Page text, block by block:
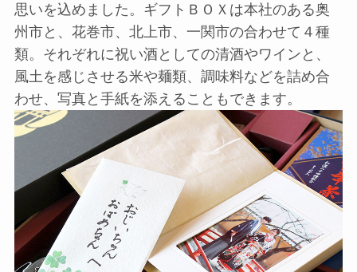
思いを込めました。ギフトＢＯＸは本社のある奥
州市と、花巻市、北上市、一関市の合わせて４種
類。それぞれに祝い酒としての清酒やワインと、
風土を感じさせる米や麺類、調味料などを詰め合
わせ、写真と手紙を添えることもできます。